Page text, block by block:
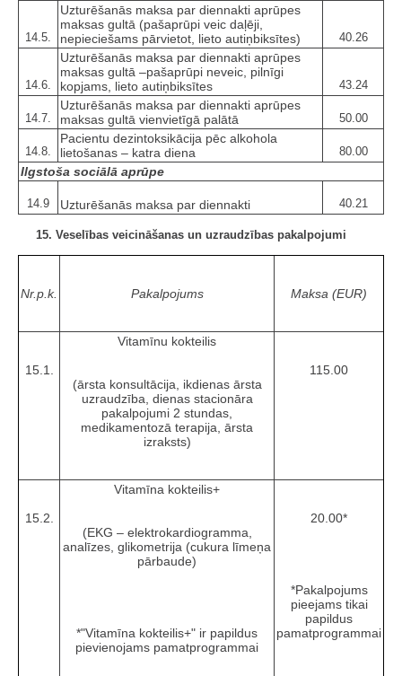
14.5.
Uzturēšanās maksa par diennakti aprūpes
maksas gultā (pašaprūpi veic daļēji,
nepieciešams pārvietot, lieto autiņbiksītes)
40.26
14.6.
Uzturēšanās maksa par diennakti aprūpes
maksas gultā –pašaprūpi neveic, pilnīgi
kopjams, lieto autiņbiksītes
43.24
14.7.
Uzturēšanās maksa par diennakti aprūpes
maksas gultā vienvietīgā palātā
50.00
14.8.
Pacientu dezintoksikācija pēc alkohola
lietošanas – katra diena
80.00
Ilgstoša sociālā aprūpe
14.9 Uzturēšanās maksa par diennakti 40.21
15. Veselības veicināšanas un uzraudzības pakalpojumi
Nr.p.k. Pakalpojums Maksa (EUR)
15.1.
Vitamīnu kokteilis
(ārsta konsultācija, ikdienas ārsta
uzraudzība, dienas stacionāra
pakalpojumi 2 stundas,
medikamentozā terapija, ārsta
izraksts)
115.00
15.2.
Vitamīna kokteilis+
(EKG – elektrokardiogramma,
analīzes, glikometrija (cukura līmeņa
pārbaude)
*"Vitamīna kokteilis+" ir papildus
pievienojams pamatprogrammai
20.00*
*Pakalpojums
pieejams tikai
papildus
pamatprogrammai